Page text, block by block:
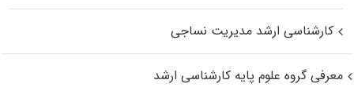
کارشناسی ارشد مدیریت نساجی
معرفی گروه علوم پایه کارشناسی ارشد